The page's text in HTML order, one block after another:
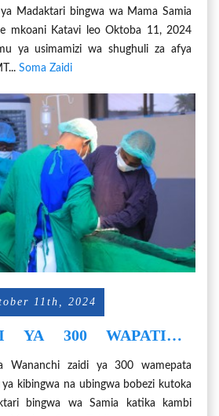
WA HUDUMA ZA
Madaktari bingwa wa Mama Samia
mkoani Katavi leo Oktoba 11, 2024
ya usimamizi wa shughuli za afya
Soma Zaidi
11th, 2024
YA 300 WAPATIWA
Wananchi zaidi ya 300 wamepata
kibingwa na ubingwa bobezi kutoka
bingwa wa Samia katika kambi